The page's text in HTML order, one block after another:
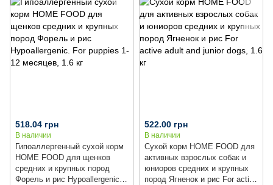
Гипоаллергенный сухой корм
HOME FOOD для щенков
средних и крупных пород
Форель и рис Hypoallergenic.
518.04 грн
В наличии
Сухой корм HOME FOOD для
активных взрослых собак и
юниоров средних и крупных
пород Ягненок и рис For active
522.00 грн
В наличии